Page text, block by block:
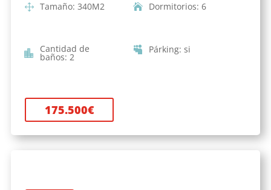
Tamaño: 340M2 Dormitorios: 6
Cantidad de
baños: 2
Párking: si
175.500€